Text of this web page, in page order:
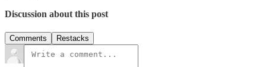
Discussion about this post
Comments Restacks